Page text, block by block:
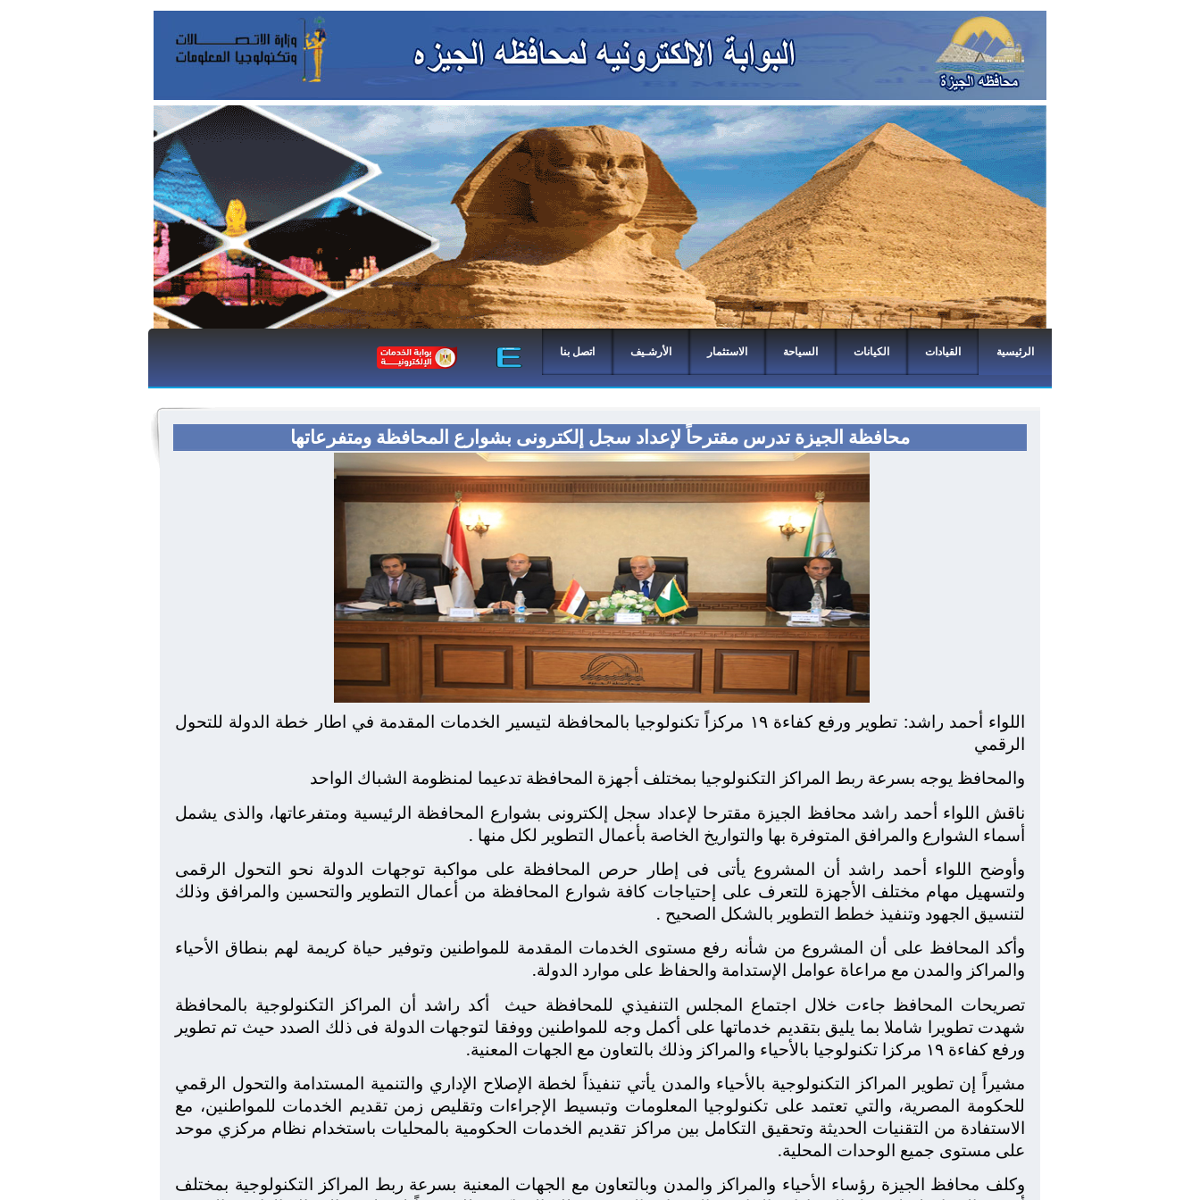
الرئيسية القيادات الكيانات السياحة الاستثمار الأرشـيف اتصل بنا
محافظة الجيزة تدرس مقترحاً لإعداد سجل إلكترونى بشوارع المحافظة ومتفرعاتها
اللواء أحمد راشد: تطوير ورفع كفاءة ١٩ مركزاً تكنولوجيا بالمحافظة لتيسير الخدمات المقدمة في اطار خطة الدولة للتحول
الرقمي
والمحافظ يوجه بسرعة ربط المراكز التكنولوجيا بمختلف أجهزة المحافظة تدعيما لمنظومة الشباك الواحد
ناقش اللواء أحمد راشد محافظ الجيزة مقترحا لإعداد سجل إلكترونى بشوارع المحافظة الرئيسية ومتفرعاتها، والذى يشمل
أسماء الشوارع والمرافق المتوفرة بها والتواريخ الخاصة بأعمال التطوير لكل منها .
وأوضح اللواء أحمد راشد أن المشروع يأتى فى إطار حرص المحافظة على مواكبة توجهات الدولة نحو التحول الرقمى
ولتسهيل مهام مختلف الأجهزة للتعرف على إحتياجات كافة شوارع المحافظة من أعمال التطوير والتحسين والمرافق وذلك
لتنسيق الجهود وتنفيذ خطط التطوير بالشكل الصحيح .
وأكد المحافظ على أن المشروع من شأنه رفع مستوى الخدمات المقدمة للمواطنين وتوفير حياة كريمة لهم بنطاق الأحياء
والمراكز والمدن مع مراعاة عوامل الإستدامة والحفاظ على موارد الدولة.
تصريحات المحافظ جاءت خلال اجتماع المجلس التنفيذي للمحافظة حيث
أكد راشد أن المراكز التكنولوجية بالمحافظة
شهدت تطويرا شاملا بما يليق بتقديم خدماتها على أكمل وجه للمواطنين ووفقا لتوجهات الدولة فى ذلك الصدد حيث تم تطوير
ورفع كفاءة ١٩ مركزا تكنولوجيا بالأحياء والمراكز وذلك بالتعاون مع الجهات المعنية.
مشيراً إن تطوير المراكز التكنولوجية بالأحياء والمدن يأتي تنفيذاً لخطة الإصلاح الإداري والتنمية المستدامة والتحول الرقمي
للحكومة المصرية، والتي تعتمد على تكنولوجيا المعلومات وتبسيط الإجراءات وتقليص زمن تقديم الخدمات للمواطنين، مع
الاستفادة من التقنيات الحديثة وتحقيق التكامل بين مراكز تقديم الخدمات الحكومية بالمحليات باستخدام نظام مركزي موحد
على مستوى جميع الوحدات المحلية.
وكلف محافظ الجيزة رؤساء الأحياء والمراكز والمدن وبالتعاون مع الجهات المعنية بسرعة ربط المراكز التكنولوجية بمختلف